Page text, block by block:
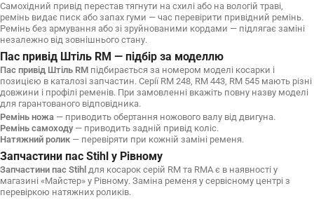
Самохідний привід перестав тягнути на схилі або на вологій траві,
ремінь видає писк або запах гуми — час перевірити привідний ремінь.
Ремінь без армування або зі зруйнованими кордами — підлягає заміні
незалежно від зовнішнього стану.
Пас привід Штіль RM — підбір за моделлю
Пас привід Штіль RM підбирається за номером моделі косарки і
позицією в каталозі запчастин. Серії RM 248, RM 443, RM 545 мають різні
довжини і профілі ременів. При замовленні вкажіть повну назву моделі
для гарантованого відповідника.
Ремінь ножа — приводить обертання ножового валу від двигуна.
Ремінь самоходу— приводить задній привід коліс.
Натяжний ролик — перевіряти при кожній заміні ременя.
Запчастини пас Stihl у Рівному
Запчастини пас Stihl для косарок серій RM та RMA є в наявності у
магазині «Майстер» у Рівному. Заміна ременя у сервісному центрі з
перевіркою натяжних роликів.